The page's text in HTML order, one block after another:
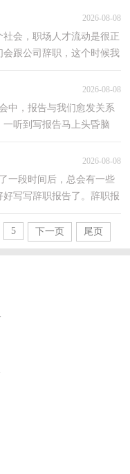
2026-08-08
会，职场人才流动是很正
跟公司辞职，这个时候我
2026-08-08
中，报告与我们愈发关系
听到写报告马上头昏脑
2026-08-08
一段时间后，总会有一些
写写辞职报告了。辞职报
5 下一页 尾页